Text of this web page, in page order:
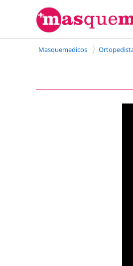
Masquemedicos